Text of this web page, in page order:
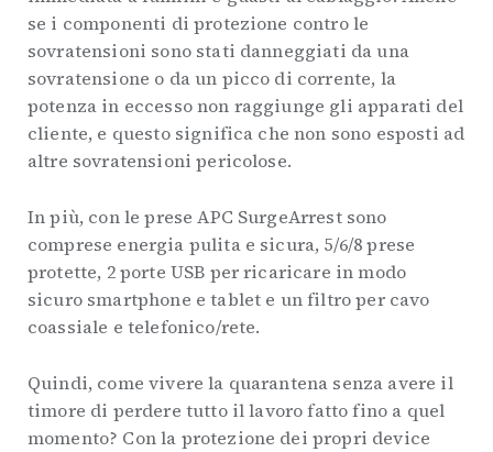
se i componenti di protezione contro le
sovratensioni sono stati danneggiati da una
sovratensione o da un picco di corrente, la
potenza in eccesso non raggiunge gli apparati del
cliente, e questo significa che non sono esposti ad
altre sovratensioni pericolose.
In più, con le prese APC SurgeArrest sono
comprese energia pulita e sicura, 5/6/8 prese
protette, 2 porte USB per ricaricare in modo
sicuro smartphone e tablet e un filtro per cavo
coassiale e telefonico/rete.
Quindi, come vivere la quarantena senza avere il
timore di perdere tutto il lavoro fatto fino a quel
momento? Con la protezione dei propri device